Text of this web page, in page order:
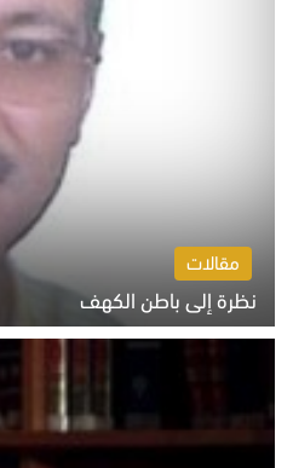
مقالات
نظرة إلى باطن الكهف
السبت 8 أغسطس 2026 11:04 ص